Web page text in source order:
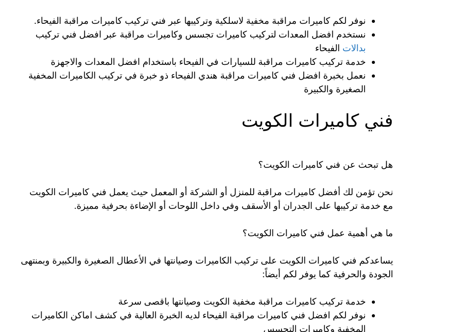
نوفر لكم كاميرات مراقبة مخفية لاسلكية وتركيبها عبر فني تركيب كاميرات مراقبة الفيحاء.
نستخدم افضل المعدات لتركيب كاميرات تجسس وكاميرات مراقبة عبر افضل فني تركيب
بدالات الفيحاء
خدمة تركيب كاميرات مراقبة للسيارات في الفيحاء باستخدام افضل المعدات والاجهزة
نعمل بخبرة افضل فني كاميرات مراقبة هندي الفيحاء ذو خبرة في تركيب الكاميرات المخفية
الصغيرة والكبيرة
فني كاميرات الكويت
هل تبحث عن فني كاميرات الكويت؟
نحن تؤمن لك أفضل كاميرات مراقبة للمنزل أو الشركة أو المعمل حيث يعمل فني كاميرات الكويت
مع خدمة تركيبها على الجدران أو الأسقف وفي داخل اللوحات أو الإضاءة بحرفية مميزة.
ما هي أهمية عمل فني كاميرات الكويت؟
يساعدكم فني كاميرات الكويت على تركيب الكاميرات وصيانتها في الأعطال الصغيرة والكبيرة وبمنتهى
الجودة والحرفية كما يوفر لكم أيضاً:
خدمة تركيب كاميرات مراقبة مخفية الكويت وصيانتها باقصى سرعة
نوفر لكم افضل فني كاميرات مراقبة الفيحاء لديه الخبرة العالية في كشف اماكن الكاميرات
المخفية وكاميرات التجسس